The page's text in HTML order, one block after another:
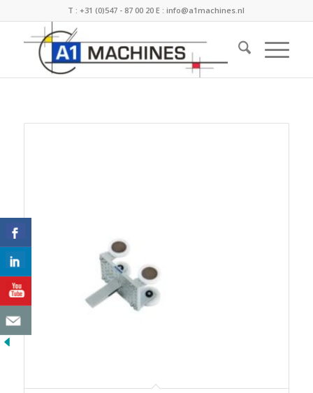
T :+31 (0)547 - 87 00 20 E :info@a1machines.nl